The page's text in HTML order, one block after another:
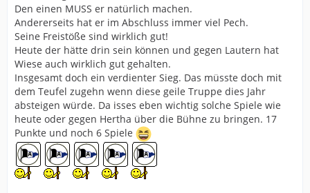
Den einen MUSS er natürlich machen.
Andererseits hat er im Abschluss immer viel Pech.
Seine Freistöße sind wirklich gut!
Heute der hätte drin sein können und gegen Lautern hat
Wiese auch wirklich gut gehalten.
Insgesamt doch ein verdienter Sieg. Das müsste doch mit
dem Teufel zugehn wenn diese geile Truppe dies Jahr
absteigen würde. Da isses eben wichtig solche Spiele wie
heute oder gegen Hertha über die Bühne zu bringen. 17
Punkte und noch 6 Spiele